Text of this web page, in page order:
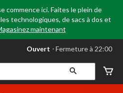
commence ici. Faites le plein de
technologiques, de sacs à dos et
maintenant
votre
préféré
Leduc,
AB,
Ouvert ⋅ Fermeture à 22:00